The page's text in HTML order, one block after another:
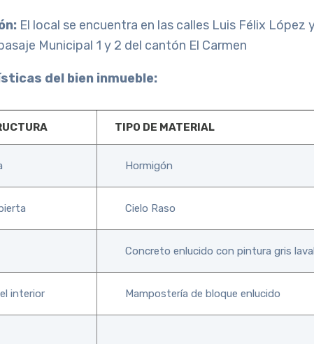
El local se encuentra en las calles Luis Félix López
Municipal 1 y 2 del cantón El Carmen
del bien inmueble:
TIPO DE MATERIAL
Hormigón
Cielo Raso
Concreto enlucido con pintura gris
interior Mampostería de bloque enlucido